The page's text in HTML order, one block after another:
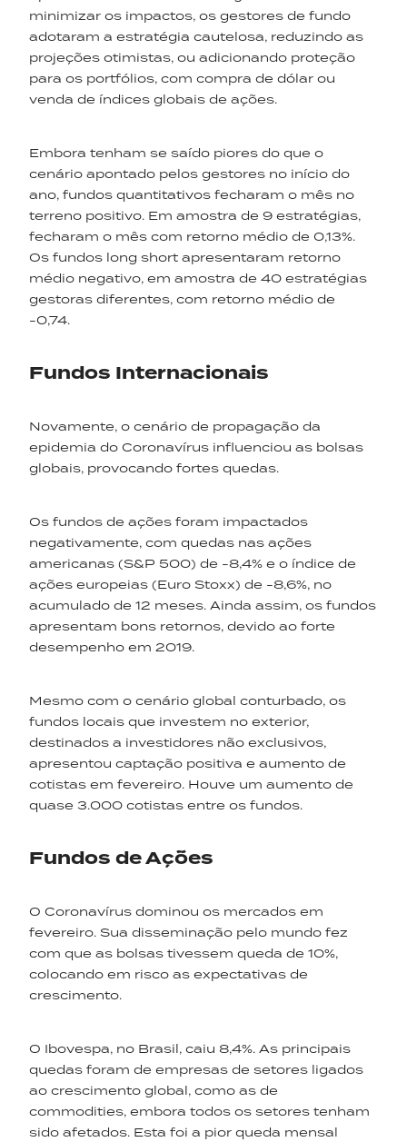
minimizar os impactos, os gestores de fundo
adotaram a estratégia cautelosa, reduzindo as
projeções otimistas, ou adicionando proteção
para os portfólios, com compra de dólar ou
venda de índices globais de ações.
Embora tenham se saído piores do que o
cenário apontado pelos gestores no início do
ano, fundos quantitativos fecharam o mês no
terreno positivo. Em amostra de 9 estratégias,
fecharam o mês com retorno médio de 0,13%.
Os fundos long short apresentaram retorno
médio negativo, em amostra de 40 estratégias
gestoras diferentes, com retorno médio de
-0,74.
Fundos Internacionais
Novamente, o cenário de propagação da
epidemia do Coronavírus influenciou as bolsas
globais, provocando fortes quedas.
Os fundos de ações foram impactados
negativamente, com quedas nas ações
americanas (S&P 500) de -8,4% e o índice de
ações europeias (Euro Stoxx) de -8,6%, no
acumulado de 12 meses. Ainda assim, os fundos
apresentam bons retornos, devido ao forte
desempenho em 2019.
Mesmo com o cenário global conturbado, os
fundos locais que investem no exterior,
destinados a investidores não exclusivos,
apresentou captação positiva e aumento de
cotistas em fevereiro. Houve um aumento de
quase 3.000 cotistas entre os fundos.
Fundos de Ações
O Coronavírus dominou os mercados em
fevereiro. Sua disseminação pelo mundo fez
com que as bolsas tivessem queda de 10%,
colocando em risco as expectativas de
crescimento.
O Ibovespa, no Brasil, caiu 8,4%. As principais
quedas foram de empresas de setores ligados
ao crescimento global, como as de
commodities, embora todos os setores tenham
sido afetados. Esta foi a pior queda mensal